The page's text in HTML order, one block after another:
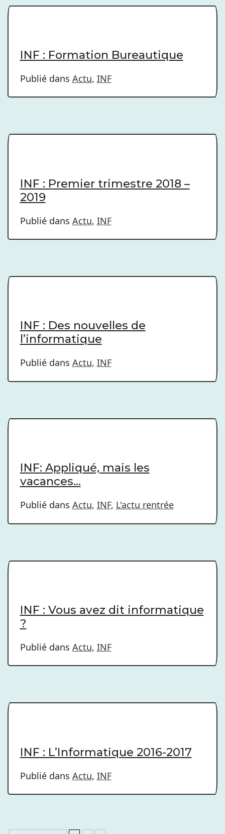
INF : Formation Bureautique
Publié dans Actu, INF
INF : Premier trimestre 2018 –
2019
Publié dans Actu, INF
INF : Des nouvelles de
l’informatique
Publié dans Actu, INF
INF: Appliqué, mais les
vacances…
Publié dans Actu, INF, L'actu rentrée
INF : Vous avez dit informatique
?
Publié dans Actu, INF
INF : L’Informatique 2016-2017
Publié dans Actu, INF